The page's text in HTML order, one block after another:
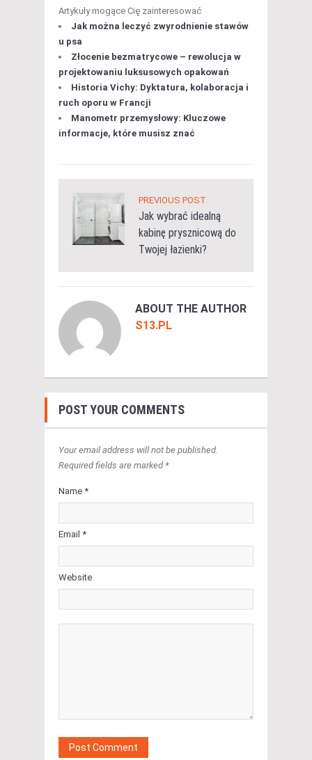
Artykuły mogące Cię zainteresować
Jak można leczyć zwyrodnienie stawów
u psa
Złocenie bezmatrycowe – rewolucja w
projektowaniu luksusowych opakowań
Historia Vichy: Dyktatura, kolaboracja i
ruch oporu w Francji
Manometr przemysłowy: Kluczowe
informacje, które musisz znać
PREVIOUS POST
Jak wybrać idealną
kabinę prysznicową do
Twojej łazienki?
ABOUT THE AUTHOR
S13.PL
POST YOUR COMMENTS
Your email address will not be published.
Required fields are marked *
Name *
Email *
Website